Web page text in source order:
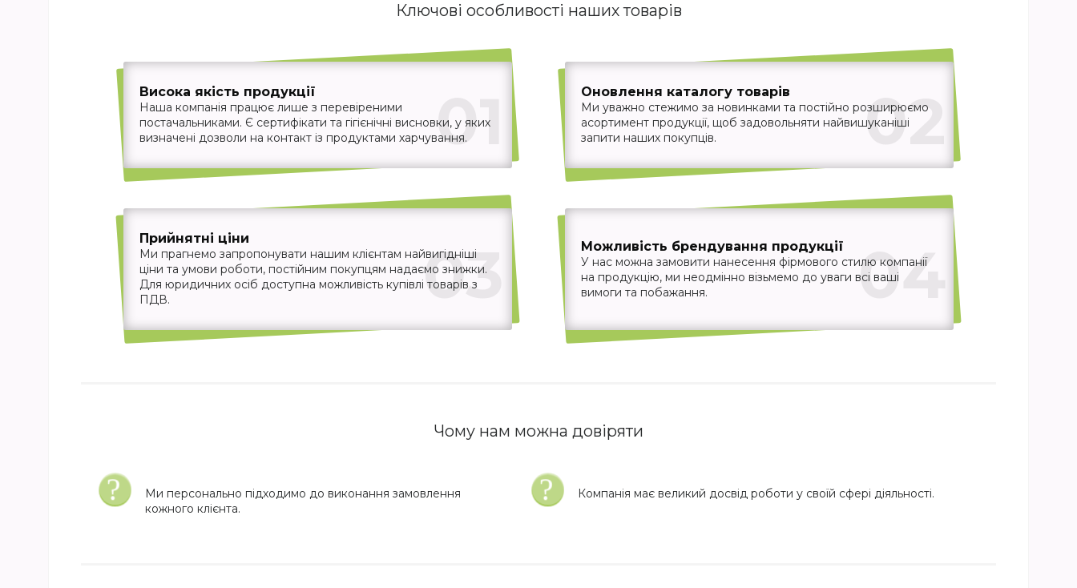
Ключові особливості наших товарів
01
Висока якість продукції
Наша компанія працює лише з перевіреними
постачальниками. Є сертифікати та гігієнічні висновки, у яких
визначені дозволи на контакт із продуктами харчування.
02
Оновлення каталогу товарів
Ми уважно стежимо за новинками та постійно розширюємо
асортимент продукції, щоб задовольняти найвишуканіші
запити наших покупців.
03
Прийнятні ціни
Ми прагнемо запропонувати нашим клієнтам найвигідніші
ціни та умови роботи, постійним покупцям надаємо знижки.
Для юридичних осіб доступна можливість купівлі товарів з
ПДВ.
04
Можливість брендування продукції
У нас можна замовити нанесення фірмового стилю компанії
на продукцію, ми неодмінно візьмемо до уваги всі ваші
вимоги та побажання.
Чому нам можна довіряти
Ми персонально підходимо до виконання замовлення
кожного клієнта.
Компанія має великий досвід роботи у своїй сфері діяльності.